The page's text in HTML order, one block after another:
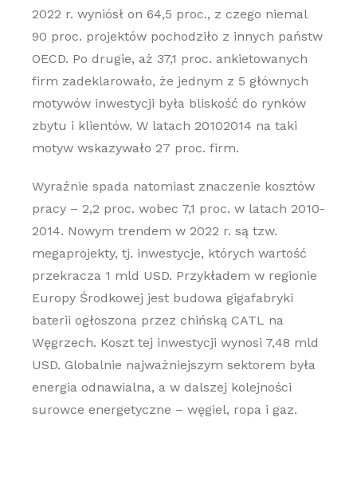
2022 r. wyniósł on 64,5 proc., z czego niemal
90 proc. projektów pochodziło z innych państw
OECD. Po drugie, aż 37,1 proc. ankietowanych
firm zadeklarowało, że jednym z 5 głównych
motywów inwestycji była bliskość do rynków
zbytu i klientów. W latach 20102014 na taki
motyw wskazywało 27 proc. firm.
Wyraźnie spada natomiast znaczenie kosztów
pracy – 2,2 proc. wobec 7,1 proc. w latach 2010-
2014. Nowym trendem w 2022 r. są tzw.
megaprojekty, tj. inwestycje, których wartość
przekracza 1 mld USD. Przykładem w regionie
Europy Środkowej jest budowa gigafabryki
baterii ogłoszona przez chińską CATL na
Węgrzech. Koszt tej inwestycji wynosi 7,48 mld
USD. Globalnie najważniejszym sektorem była
energia odnawialna, a w dalszej kolejności
surowce energetyczne – węgiel, ropa i gaz.